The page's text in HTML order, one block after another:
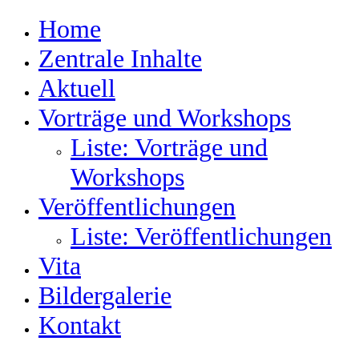
Home
Zentrale Inhalte
Aktuell
Vorträge und Workshops
Liste: Vorträge und
Workshops
Veröffentlichungen
Liste: Veröffentlichungen
Vita
Bildergalerie
Kontakt